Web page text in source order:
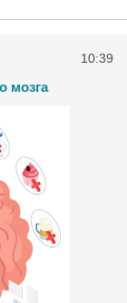
10:39
мозга